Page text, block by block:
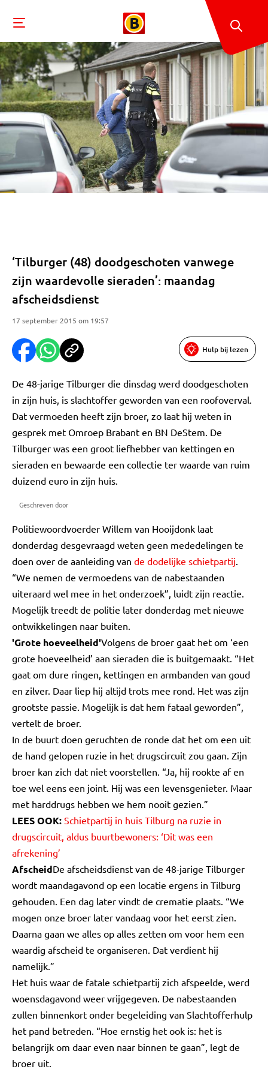
‘Tilburger (48) doodgeschoten vanwege
zijn waardevolle sieraden’: maandag
afscheidsdienst
17 september 2015 om 19:57
Hulp bij lezen
De 48-jarige Tilburger die dinsdag werd doodgeschoten
in zijn huis, is slachtoffer geworden van een roofoverval.
Dat vermoeden heeft zijn broer, zo laat hij weten in
gesprek met Omroep Brabant en BN DeStem. De
Tilburger was een groot liefhebber van kettingen en
sieraden en bewaarde een collectie ter waarde van ruim
duizend euro in zijn huis.
Geschreven door
Politiewoordvoerder Willem van Hooijdonk laat
donderdag desgevraagd weten geen mededelingen te
doen over de aanleiding van de dodelijke schietpartij.
“We nemen de vermoedens van de nabestaanden
uiteraard wel mee in het onderzoek”, luidt zijn reactie.
Mogelijk treedt de politie later donderdag met nieuwe
ontwikkelingen naar buiten.
'Grote hoeveelheid'Volgens de broer gaat het om ‘een
grote hoeveelheid’ aan sieraden die is buitgemaakt. “Het
gaat om dure ringen, kettingen en armbanden van goud
en zilver. Daar liep hij altijd trots mee rond. Het was zijn
grootste passie. Mogelijk is dat hem fataal geworden”,
vertelt de broer.
In de buurt doen geruchten de ronde dat het om een uit
de hand gelopen ruzie in het drugscircuit zou gaan. Zijn
broer kan zich dat niet voorstellen. “Ja, hij rookte af en
toe wel eens een joint. Hij was een levensgenieter. Maar
met harddrugs hebben we hem nooit gezien.”
LEES OOK: Schietpartij in huis Tilburg na ruzie in
drugscircuit, aldus buurtbewoners: ‘Dit was een
afrekening’
AfscheidDe afscheidsdienst van de 48-jarige Tilburger
wordt maandagavond op een locatie ergens in Tilburg
gehouden. Een dag later vindt de crematie plaats. “We
mogen onze broer later vandaag voor het eerst zien.
Daarna gaan we alles op alles zetten om voor hem een
waardig afscheid te organiseren. Dat verdient hij
namelijk.”
Het huis waar de fatale schietpartij zich afspeelde, werd
woensdagavond weer vrijgegeven. De nabestaanden
zullen binnenkort onder begeleiding van Slachtofferhulp
het pand betreden. “Hoe ernstig het ook is: het is
belangrijk om daar even naar binnen te gaan”, legt de
broer uit.